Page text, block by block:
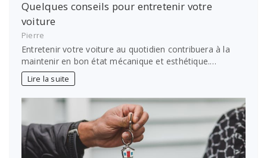
Quelques conseils pour entretenir votre
voiture
Pierre
Entretenir votre voiture au quotidien contribuera à la
maintenir en bon état mécanique et esthétique.…
Lire la suite